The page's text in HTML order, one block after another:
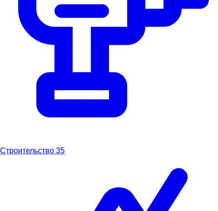
Строительство 35